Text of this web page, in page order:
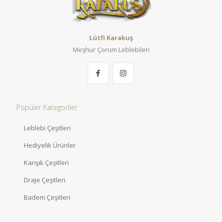
Lütfi Karakuş
Meşhur Çorum Leblebileri
Popüler Kategoriler
Leblebi Çeşitleri
Hediyelik Ürünler
Karışık Çeşitleri
Draje Çeşitleri
Badem Çeşitleri